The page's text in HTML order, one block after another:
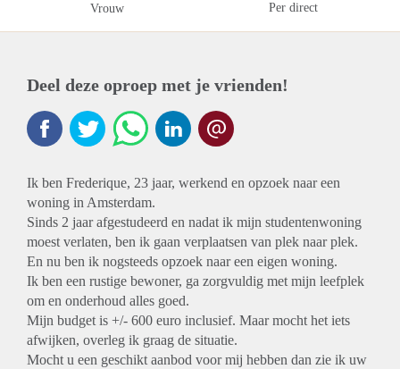
Vrouw Per direct
Deel deze oproep met je vrienden!
Ik ben Frederique, 23 jaar, werkend en opzoek naar een
woning in Amsterdam.
Sinds 2 jaar afgestudeerd en nadat ik mijn studentenwoning
moest verlaten, ben ik gaan verplaatsen van plek naar plek.
En nu ben ik nogsteeds opzoek naar een eigen woning.
Ik ben een rustige bewoner, ga zorgvuldig met mijn leefplek
om en onderhoud alles goed.
Mijn budget is +/- 600 euro inclusief. Maar mocht het iets
afwijken, overleg ik graag de situatie.
Mocht u een geschikt aanbod voor mij hebben dan zie ik uw